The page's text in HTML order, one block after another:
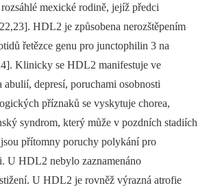
mexické rodině, jejíž předci
HDL2 je způsobena nerozštěpením
řetězce genu pro junctophilin 3 na
Klinicky se HDL2 manifestuje ve
abulií, depresí, poruchami osobnosti
příznaků se vyskytuje chorea,
syndrom, který může v pozdních stadiích
přítomny poruchy polykání pro
U HDL2 nebylo zaznamenáno
U HDL2 je rovněž výrazná atrofie